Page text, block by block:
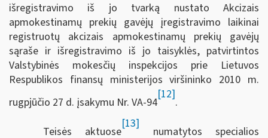
išregistravimo iš jo tvarką nustato Akcizais
apmokestinamų prekių gavėjų įregistravimo laikinai
registruotų akcizais apmokestinamų prekių gavėjų
sąraše ir išregistravimo iš jo taisyklės, patvirtintos
Valstybinės mokesčių inspekcijos prie Lietuvos
Respublikos finansų ministerijos viršininko 2010 m.
rugpjūčio 27 d. įsakymu Nr. VA-94
[12]
.
Teisės aktuose
[13]
numatytos specialios